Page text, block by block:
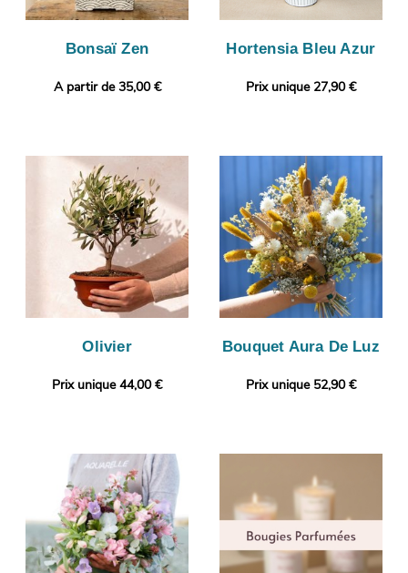
Bonsaï Zen
A partir de 35,00 €
Hortensia Bleu Azur
Prix unique 27,90 €
Olivier
Prix unique 44,00 €
Bouquet Aura De Luz
Prix unique 52,90 €